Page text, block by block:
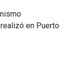
en Puerto